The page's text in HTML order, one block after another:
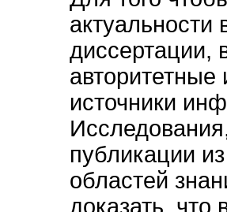
диссертации,
авторитетные
источники
публикации
областей
доказать,